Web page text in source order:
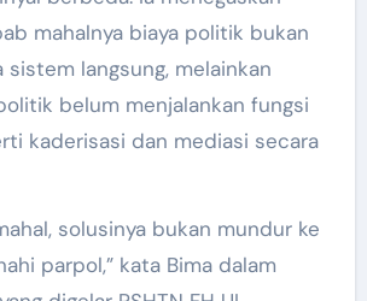
mahalnya biaya politik bukan
sistem langsung, melainkan
belum menjalankan fungsi
kaderisasi dan mediasi secara
solusinya bukan mundur ke
parpol,” kata Bima dalam